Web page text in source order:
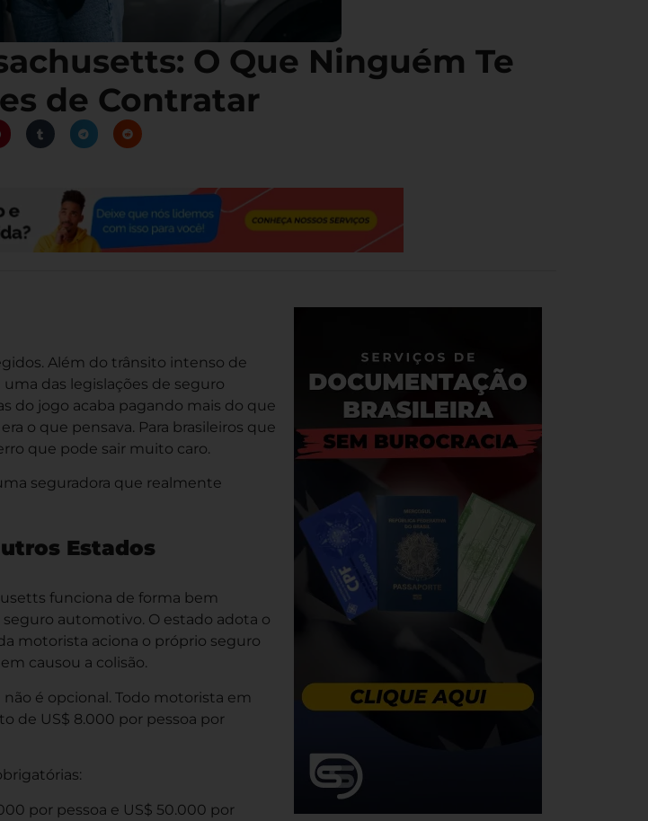
O Que Ninguém Te
de Contratar
Além do trânsito intenso de
das legislações de seguro
do jogo acaba pagando mais do que
o que pensava. Para brasileiros que
que pode sair muito caro.
seguradora que realmente
Estados
funciona de forma bem
automotivo. O estado adota o
motorista aciona o próprio seguro
causou a colisão.
não é opcional. Todo motorista em
de US$ 8.000 por pessoa por
por pessoa e US$ 50.000 por